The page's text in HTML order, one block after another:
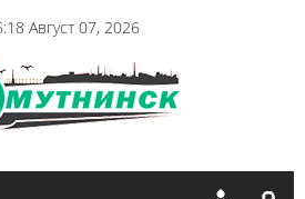
Август 07, 2026